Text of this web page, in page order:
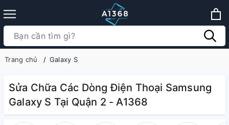
Trang chủ Galaxy S
Sửa Chữa Các Dòng Điện Thoại Samsung
Galaxy S Tại Quận 2 - A1368